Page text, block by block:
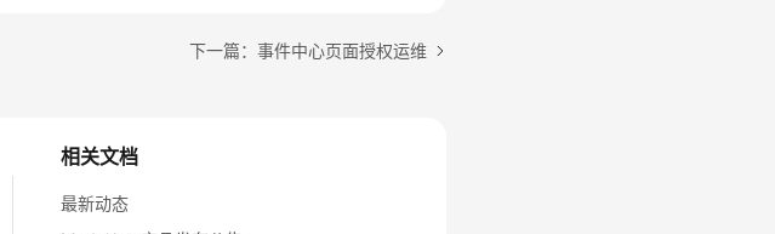
下一篇：事件中心页面授权运维
相关文档
最新动态